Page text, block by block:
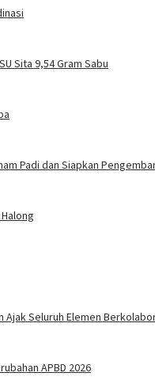
Sita 9,54 Gram Sabu
Padi dan Siapkan
Ajak Seluruh Elemen
APBD 2026